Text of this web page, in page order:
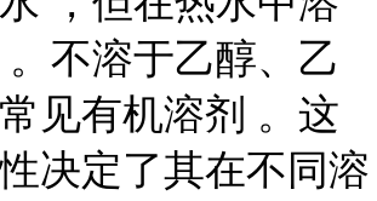
不溶于乙醇、乙
见有机溶剂 。这
决定了其在不同溶